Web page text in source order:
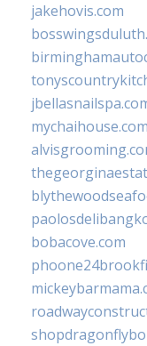
jakehovis.com
mychaihouse.com
bobacove.com